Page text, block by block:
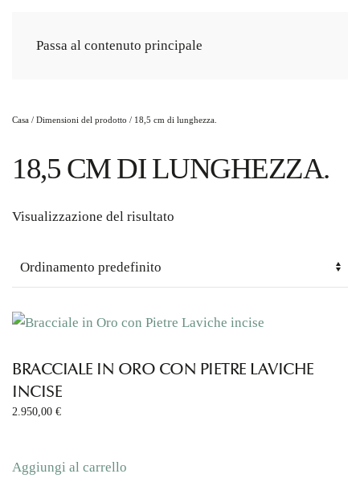
Passa al contenuto principale
Casa / Dimensioni del prodotto / 18,5 cm di lunghezza.
18,5 CM DI LUNGHEZZA.
Visualizzazione del risultato
BRACCIALE IN ORO CON PIETRE LAVICHE
INCISE
2.950,00 €
Aggiungi al carrello